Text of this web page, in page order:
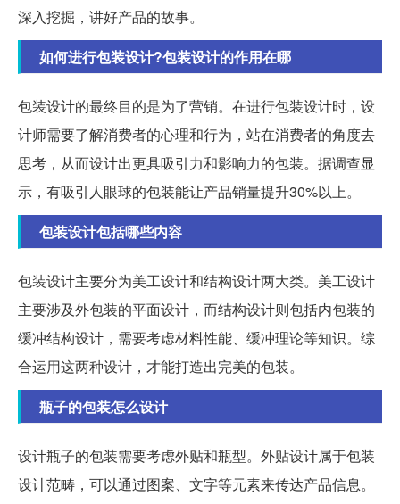
深入挖掘，讲好产品的故事。
如何进行包装设计?包装设计的作用在哪
包装设计的最终目的是为了营销。在进行包装设计时，设
计师需要了解消费者的心理和行为，站在消费者的角度去
思考，从而设计出更具吸引力和影响力的包装。据调查显
示，有吸引人眼球的包装能让产品销量提升30%以上。
包装设计包括哪些内容
包装设计主要分为美工设计和结构设计两大类。美工设计
主要涉及外包装的平面设计，而结构设计则包括内包装的
缓冲结构设计，需要考虑材料性能、缓冲理论等知识。综
合运用这两种设计，才能打造出完美的包装。
瓶子的包装怎么设计
设计瓶子的包装需要考虑外贴和瓶型。外贴设计属于包装
设计范畴，可以通过图案、文字等元素来传达产品信息。